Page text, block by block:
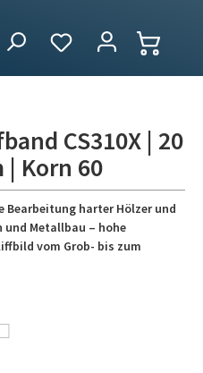
CS310X | 20
| Korn 60
harter Hölzer und
und Metallbau – hohe
vom Grob- bis zum